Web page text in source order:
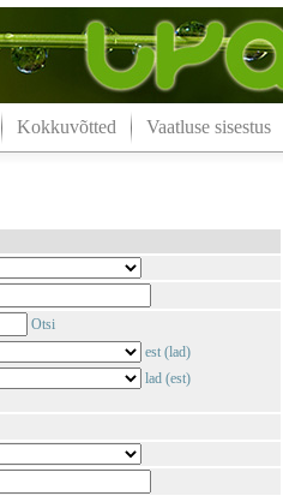
Kokkuvõtted Vaatluse sisestus
Otsi
est (lad)
lad (est)